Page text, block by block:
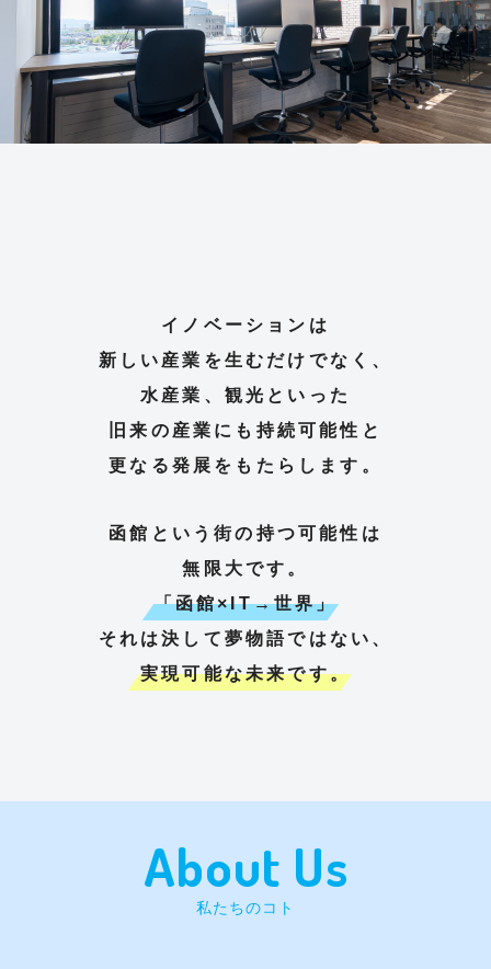
イノベーションは
新しい産業を生むだけでなく、
水産業、観光といった
旧来の産業にも 持続可能性と
更なる発展をもたらします。
函館という街の持つ可能性は
無限大です。
「函館×IT→世界」
それは決して夢物語ではない、
実現可能な未来です。
About Us
私たちのコト